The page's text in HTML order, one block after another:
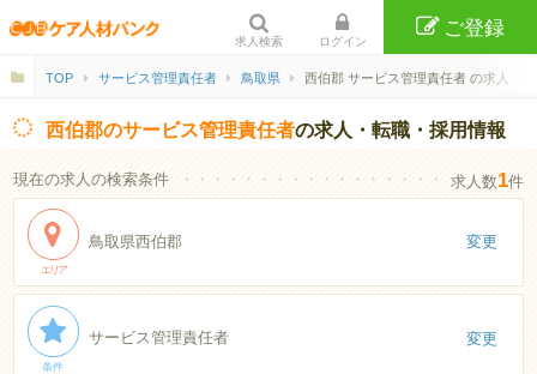
求人検索 ログイン
ご登録
TOP サービス管理責任者 鳥取県 西伯郡 サービス管理責任者 の求人
西伯郡のサービス管理責任者の求人・転職・採用情報
現在の求人の検索条件 ・・・・・・・・・・・・・・・・・・・・・・
求人数1件
エリア
鳥取県西伯郡 変更
条件
サービス管理責任者 変更